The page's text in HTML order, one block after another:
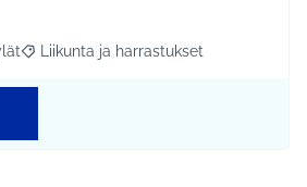
mukaan: Etelä-Tuusulan kylät
Rajaa tulokset teeman mukaan:
Liikunta ja harrastukset